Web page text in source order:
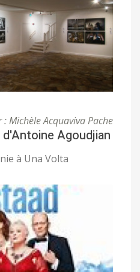
: Michèle Acquaviva Pache
Agoudjian
à Una Volta